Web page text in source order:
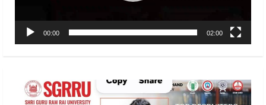
00:00 02:00